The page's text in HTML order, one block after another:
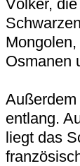
Völker,
Osmanen
entlang.
liegt das